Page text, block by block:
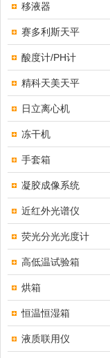
移液器
赛多利斯天平
酸度计/PH计
精科天美天平
日立离心机
冻干机
手套箱
凝胶成像系统
近红外光谱仪
荧光分光光度计
高低温试验箱
烘箱
恒温恒湿箱
液质联用仪